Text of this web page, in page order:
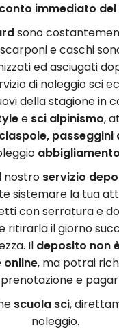
immediato del
sono
e caschi
ed asciugati
di noleggio sci
della stagione in
e sci alpinismo,
ciaspole, passeggini
abbigliamento
nostro servizio
sistemare la tua
con serratura e
ritirarla il giorno
Il deposito non
, ma potrai
e
scuola sci,
noleggio.